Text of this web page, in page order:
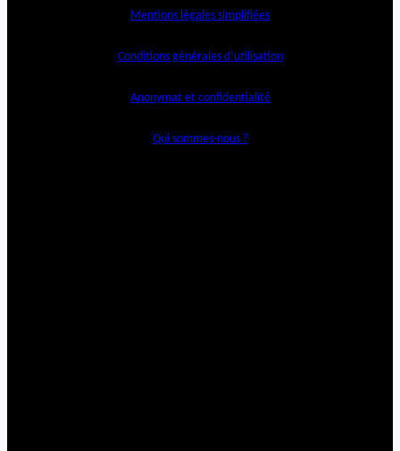
Mentions légales simplifiées
Conditions générales d’utilisation
Anonymat et confidentialité
Qui sommes-nous ?